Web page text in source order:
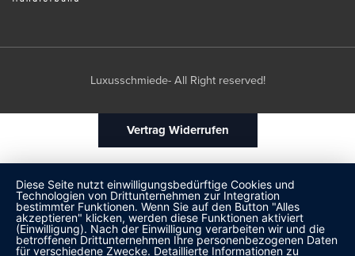
Luxusschmiede- All Right reserved!
Vertrag Widerrufen
Diese Seite nutzt einwilligungsbedürftige Cookies und
Technologien von Drittunternehmen zur Integration
bestimmter Funktionen. Wenn Sie auf den Button "Alles
akzeptieren" klicken, werden diese Funktionen aktiviert
(Einwilligung). Nach der Einwilligung verarbeiten wir und die
betroffenen Drittunternehmen Ihre personenbezogenen Daten
für verschiedene Zwecke. Detaillierte Informationen zu